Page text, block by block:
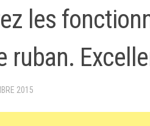
les
ruban.
2015